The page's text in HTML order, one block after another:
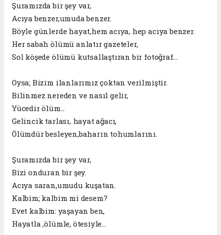
Şuramızda bir şey var,
Acıya benzer,umuda benzer.
Böyle günlerde hayat,hem acıya, hep acıya benzer.
Her sabah ölümü anlatır gazeteler,
Sol köşede ölümü kutsallaştıran bir fotoğraf…
Oysa; Bizim ilanlarımız çoktan verilmiştir.
Bilinmez nereden ve nasıl gelir,
Yücedir ölüm...
Gelincik tarlası, hayat ağacı,
Ölümdür besleyen,baharın tohumlarını.
Şuramızda bir şey var,
Bizi onduran bir şey.
Acıya saran,umudu kuşatan.
Kalbim; kalbim mi desem?
Evet kalbim: yaşayan ben,
Hayatla ,ölümle, ötesiyle…